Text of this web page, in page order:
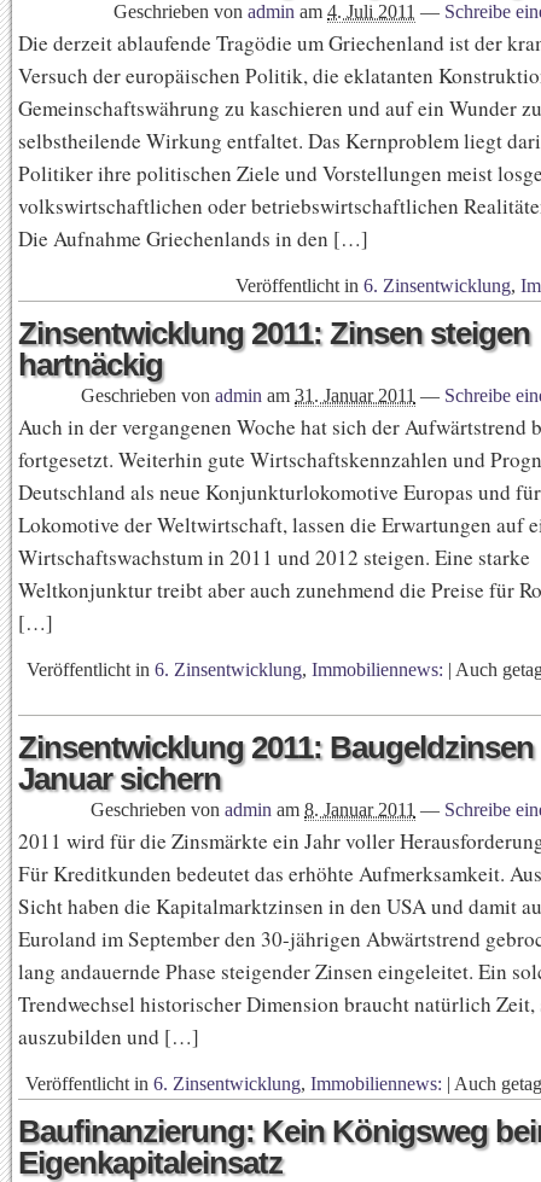
Geschrieben von admin am 4. Juli 2011 — Schreibe
Die derzeit ablaufende Tragödie um Griechenland ist der
Versuch der europäischen Politik, die eklatanten
Gemeinschaftswährung zu kaschieren und auf ein Wunder
selbstheilende Wirkung entfaltet. Das Kernproblem liegt
Politiker ihre politischen Ziele und Vorstellungen meist
volkswirtschaftlichen oder betriebswirtschaftlichen
Die Aufnahme Griechenlands in den […]
Veröffentlicht in 6. Zinsentwicklung,
Zinsentwicklung 2011: Zinsen steigen
hartnäckig
Geschrieben von admin am 31. Januar 2011 — Schreibe
Auch in der vergangenen Woche hat sich der Aufwärtstrend
fortgesetzt. Weiterhin gute Wirtschaftskennzahlen und
Deutschland als neue Konjunkturlokomotive Europas und
Lokomotive der Weltwirtschaft, lassen die Erwartungen auf
Wirtschaftswachstum in 2011 und 2012 steigen. Eine starke
Weltkonjunktur treibt aber auch zunehmend die Preise für
[…]
Veröffentlicht in 6. Zinsentwicklung, Immobiliennews: | Auch
Zinsentwicklung 2011: Baugeldzinsen
Januar sichern
Geschrieben von admin am 8. Januar 2011 — Schreibe
2011 wird für die Zinsmärkte ein Jahr voller
Für Kreditkunden bedeutet das erhöhte Aufmerksamkeit.
Sicht haben die Kapitalmarktzinsen in den USA und damit
Euroland im September den 30-jährigen Abwärtstrend
lang andauernde Phase steigender Zinsen eingeleitet. Ein
Trendwechsel historischer Dimension braucht natürlich Zeit,
auszubilden und […]
Veröffentlicht in 6. Zinsentwicklung, Immobiliennews: | Auch
Baufinanzierung: Kein Königsweg
Eigenkapitaleinsatz